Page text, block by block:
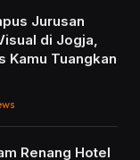
Jurusan
di Jogja,
Kamu Tuangkan
Renang Hotel